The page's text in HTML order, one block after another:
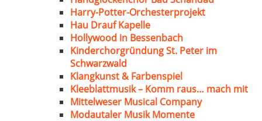
Harry-Potter-Orchesterprojekt
Hau Drauf Kapelle
Hollywood in Bessenbach
Kinderchorgründung St. Peter im
Schwarzwald
Klangkunst & Farbenspiel
Kleeblattmusik – Komm raus… mach mit
Mittelweser Musical Company
Modautaler Musik Momente